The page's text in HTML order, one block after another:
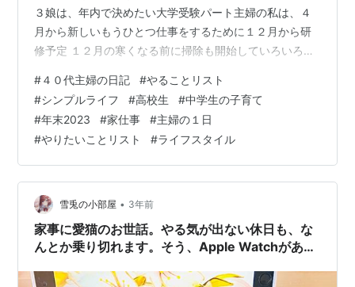
３娘は、年内で決めたい大学受験パート主婦の私は、４
月から新しいもうひとつ仕事をするために１２月から研
修予定 １２月の寒くなる前に掃除も開始していろいろと
トを作成しました。 家のやる事リスト 自分のやる事 高
３娘のやること・やりたいことリスト 中２息子のやるこ
とリスト おわりに 家のやる事リスト 車の洗車 帰省計画
実家の片づけ自分のものと弟のものを捨てる おせち 年末
調整 粗大ごみ予約 年賀状作成実家と家の分 ふるさと納
税 福袋調査 クリスマス計…
#４０代主婦の日記 #やることリスト
#シンプルライフ #高校生 #中学生の子育て
#年末2023 #家仕事 #主婦の１日
#やりたいことリスト #ライフスタイル
雪兎の小部屋 • 3年前
家事に愛猫のお世話。やる気が出ない休日も、な
んとか乗り切れます。そう、Apple Watchがあれ